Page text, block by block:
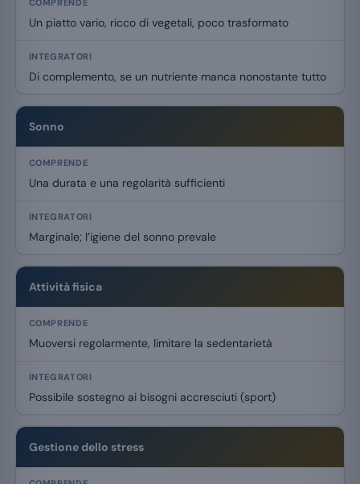
Un piatto vario, ricco di vegetali, poco trasformato
Di complemento, se un nutriente manca nonostante tutto
Sonno
Una durata e una regolarità sufficienti
Marginale; l’igiene del sonno prevale
Attività fisica
Muoversi regolarmente, limitare la sedentarietà
Possibile sostegno ai bisogni accresciuti (sport)
Gestione dello stress